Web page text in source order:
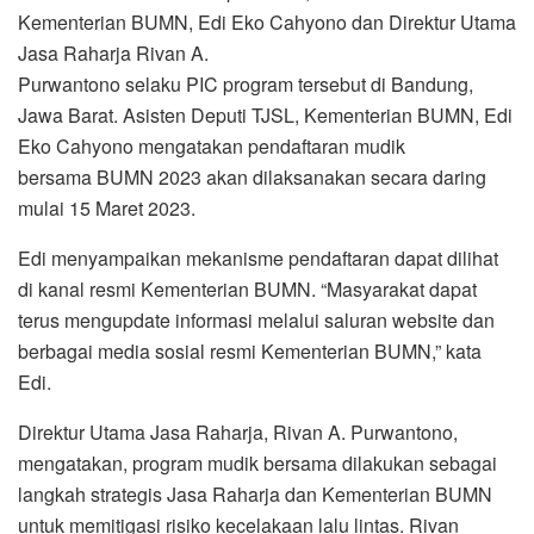
Kementerian BUMN, Edi Eko Cahyono dan Direktur Utama
Jasa Raharja Rivan A.
Purwantono selaku PIC program tersebut di Bandung,
Jawa Barat. Asisten Deputi TJSL, Kementerian BUMN, Edi
Eko Cahyono mengatakan pendaftaran mudik
bersama BUMN 2023 akan dilaksanakan secara daring
mulai 15 Maret 2023.
Edi menyampaikan mekanisme pendaftaran dapat dilihat
di kanal resmi Kementerian BUMN. “Masyarakat dapat
terus mengupdate informasi melalui saluran website dan
berbagai media sosial resmi Kementerian BUMN,” kata
Edi.
Direktur Utama Jasa Raharja, Rivan A. Purwantono,
mengatakan, program mudik bersama dilakukan sebagai
langkah strategis Jasa Raharja dan Kementerian BUMN
untuk memitigasi risiko kecelakaan lalu lintas. Rivan